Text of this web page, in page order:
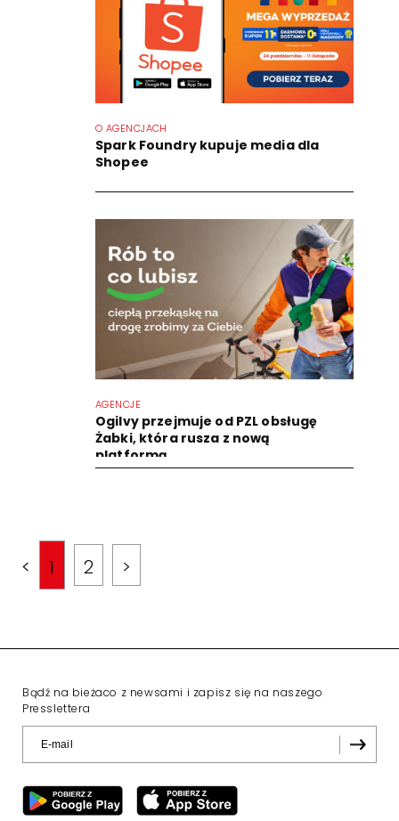
O AGENCJACH
Spark Foundry kupuje media dla
Shopee
AGENCJE
Ogilvy przejmuje od PZL obsługę
Żabki, która rusza z nową
platformą...
< 1 2 >
Bądź na bieżaco z newsami i zapisz się na naszego
Presslettera